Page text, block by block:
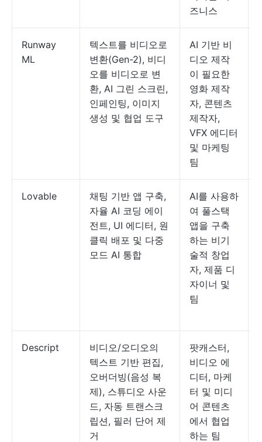
즈니스
Runway
ML
텍스트를 비디오로
변환(Gen-2), 비디
오를 비디오로 변
환, AI 그린 스크린,
인페인팅, 이미지
생성 및 협업 도구
AI 기반 비
디오 제작
이 필요한
영화 제작
자, 콘텐츠
제작자,
VFX 에디터
및 마케팅
팀
Lovable
채팅 기반 앱 구축,
자율 AI 코딩 에이
전트, UI 에디터, 원
클릭 배포 및 다중
모드 AI 통합
AI를 사용하
여 풀스택
앱을 구축
하는 비기
술적 창업
자, 제품 디
자이너 및
팀
Descript
비디오/오디오의
텍스트 기반 편집,
오버더빙(음성 복
제), 스튜디오 사운
드, 자동 트랜스크
립션, 필러 단어 제
거
팟캐스터,
비디오 에
디터, 마케
터 및 미디
어 콘텐츠
에서 협업
하는 팀